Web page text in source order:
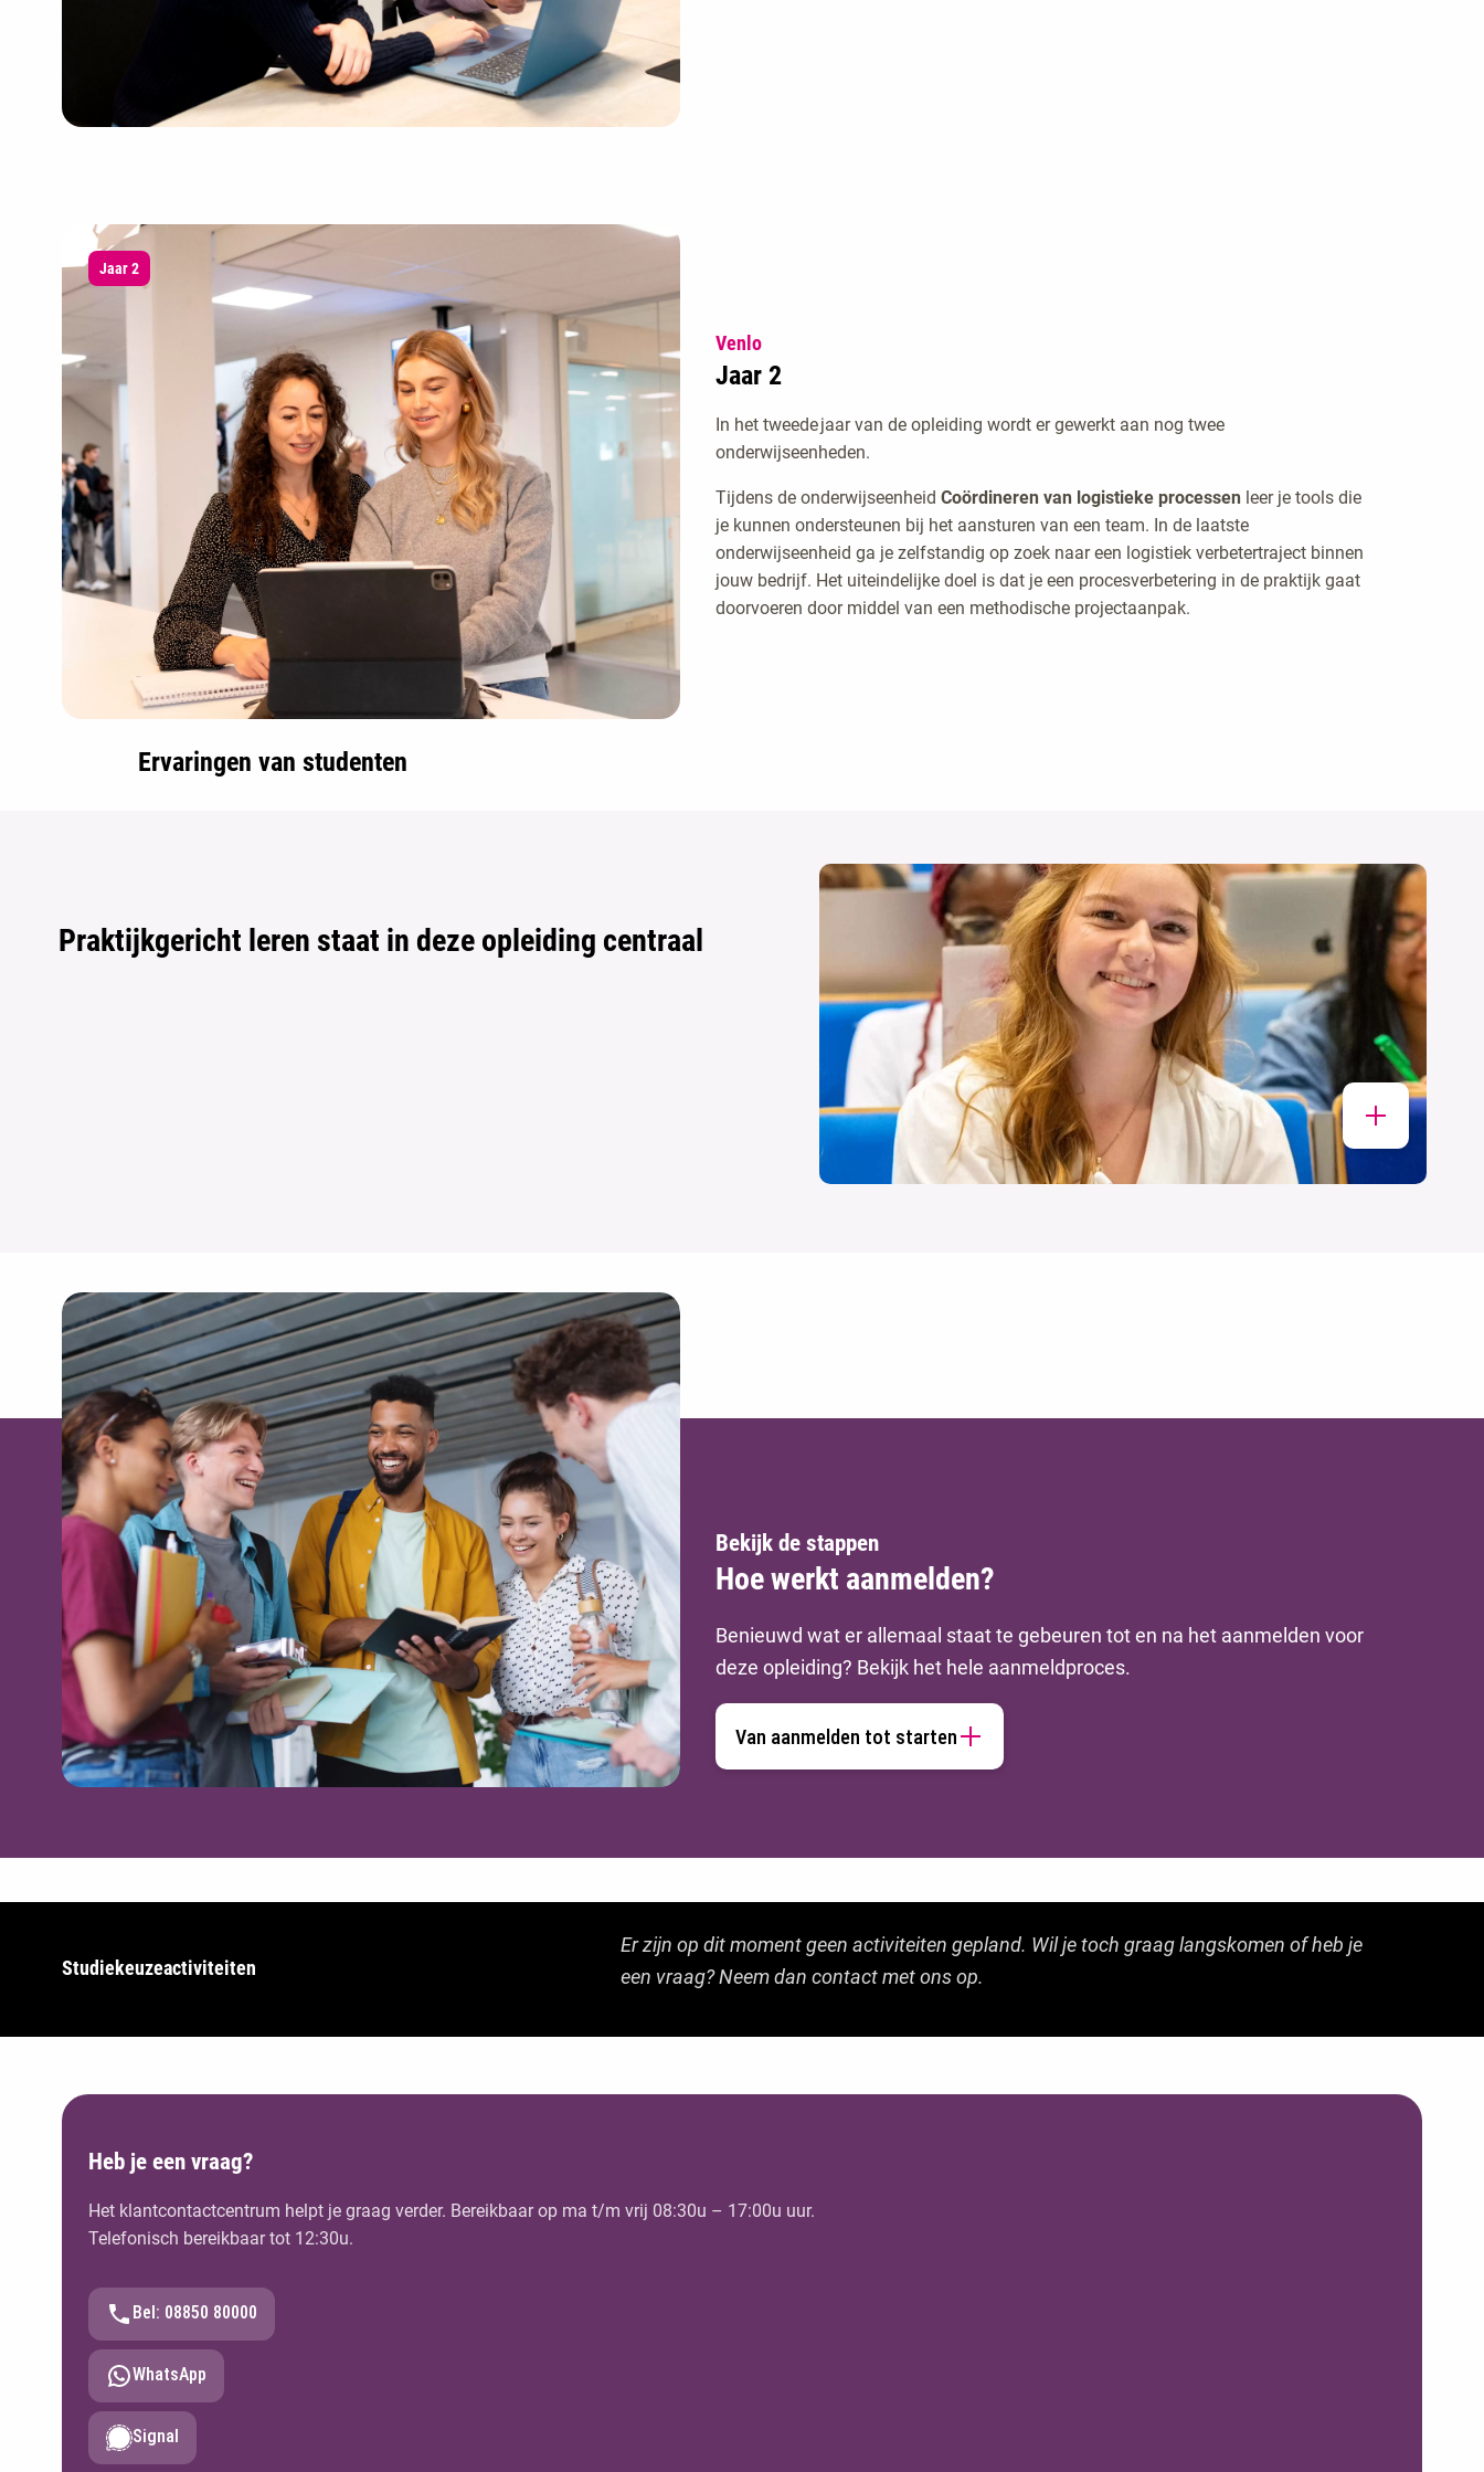
Jaar 2
Venlo
Jaar 2
In het tweede jaar van de opleiding wordt er gewerkt aan nog twee
onderwijseenheden.
Tijdens de onderwijseenheid Coördineren van logistieke processen leer je tools die
je kunnen ondersteunen bij het aansturen van een team. In de laatste
onderwijseenheid ga je zelfstandig op zoek naar een logistiek verbetertraject binnen
jouw bedrijf. Het uiteindelijke doel is dat je een procesverbetering in de praktijk gaat
doorvoeren door middel van een methodische projectaanpak.
Ervaringen van studenten
Praktijkgericht leren staat in deze opleiding centraal
Bekijk de stappen
Hoe werkt aanmelden?
Benieuwd wat er allemaal staat te gebeuren tot en na het aanmelden voor
deze opleiding? Bekijk het hele aanmeldproces.
Van aanmelden tot starten
Studiekeuzeactiviteiten
Er zijn op dit moment geen activiteiten gepland. Wil je toch graag langskomen of heb je
een vraag? Neem dan contact met ons op.
Heb je een vraag?
Het klantcontactcentrum helpt je graag verder. Bereikbaar op ma t/m vrij 08:30u – 17:00u uur.
Telefonisch bereikbaar tot 12:30u.
Bel: 08850 80000
WhatsApp
Signal